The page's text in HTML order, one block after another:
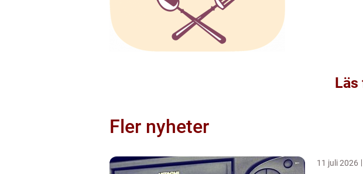
Läs
Fler nyheter
11 juli 2026